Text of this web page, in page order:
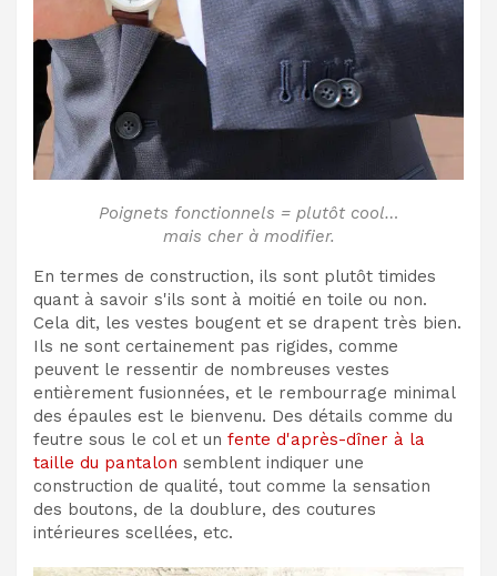
Poignets fonctionnels = plutôt cool…
mais cher à modifier.
En termes de construction, ils sont plutôt timides
quant à savoir s'ils sont à moitié en toile ou non.
Cela dit, les vestes bougent et se drapent très bien.
Ils ne sont certainement pas rigides, comme
peuvent le ressentir de nombreuses vestes
entièrement fusionnées, et le rembourrage minimal
des épaules est le bienvenu. Des détails comme du
feutre sous le col et un fente d'après-dîner à la
taille du pantalon semblent indiquer une
construction de qualité, tout comme la sensation
des boutons, de la doublure, des coutures
intérieures scellées, etc.